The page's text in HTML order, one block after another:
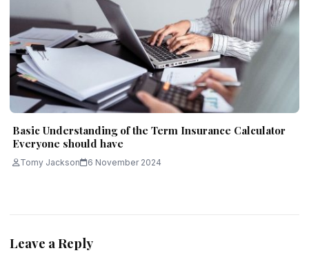
Basic Understanding of the Term Insurance Calculator
Everyone should have
Tomy Jackson 6 November 2024
Leave a Reply